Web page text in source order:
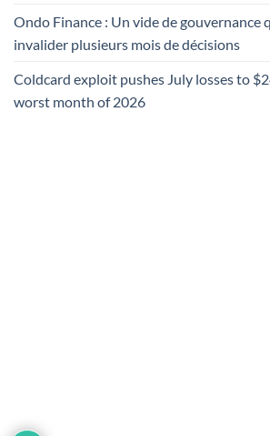
Ondo Finance : Un vide de gouvernance
invalider plusieurs mois de décisions
Coldcard exploit pushes July losses to
worst month of 2026